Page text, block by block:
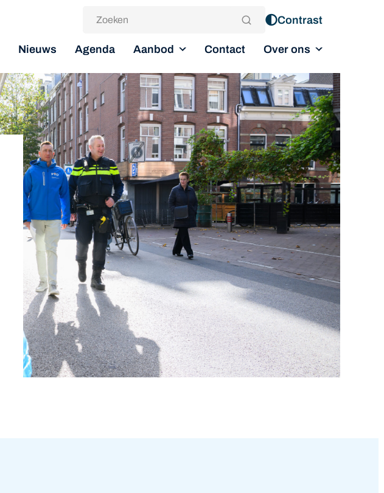
Contrast
Nieuws Agenda Aanbod Contact Over ons